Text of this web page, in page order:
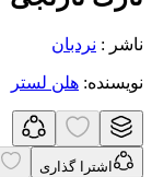
ناشر : نردبان
نویسنده: هلن لستر
اشترا گذاری